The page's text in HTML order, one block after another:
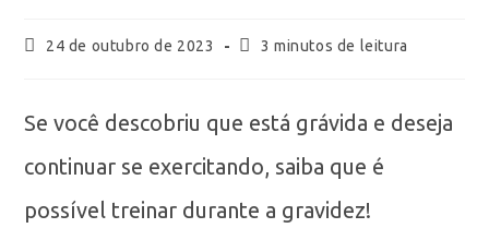
24 de outubro de 2023 3 minutos de leitura
Se você descobriu que está grávida e deseja
continuar se exercitando, saiba que é
possível treinar durante a gravidez!